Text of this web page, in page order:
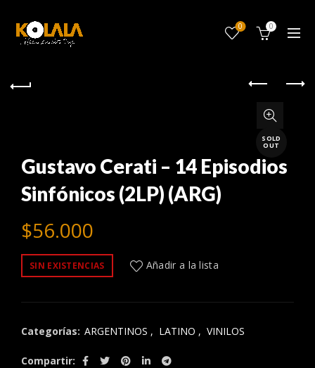
0 0
SOLD
OUT
Gustavo Cerati – 14 Episodios
Sinfónicos (2LP) (ARG)
$56.000
SIN EXISTENCIAS Añadir a la lista
Categorías: ARGENTINOS , LATINO , VINILOS
Compartir